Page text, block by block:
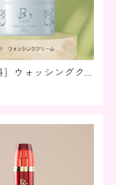
〗ウォッシングク